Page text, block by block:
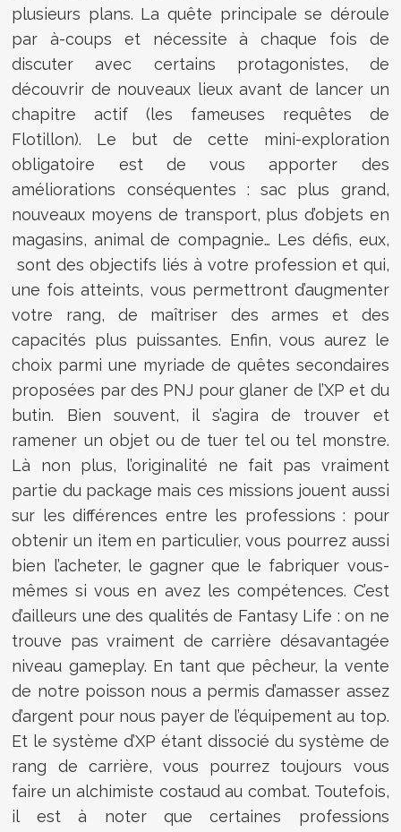
plusieurs plans. La quête principale se déroule
par à-coups et nécessite à chaque fois de
discuter avec certains protagonistes, de
découvrir de nouveaux lieux avant de lancer un
chapitre actif (les fameuses requêtes de
Flotillon). Le but de cette mini-exploration
obligatoire est de vous apporter des
améliorations conséquentes : sac plus grand,
nouveaux moyens de transport, plus d’objets en
magasins, animal de compagnie… Les défis, eux,
sont des objectifs liés à votre profession et qui,
une fois atteints, vous permettront d’augmenter
votre rang, de maîtriser des armes et des
capacités plus puissantes. Enfin, vous aurez le
choix parmi une myriade de quêtes secondaires
proposées par des PNJ pour glaner de l’XP et du
butin. Bien souvent, il s’agira de trouver et
ramener un objet ou de tuer tel ou tel monstre.
Là non plus, l’originalité ne fait pas vraiment
partie du package mais ces missions jouent aussi
sur les différences entre les professions : pour
obtenir un item en particulier, vous pourrez aussi
bien l’acheter, le gagner que le fabriquer vous-
mêmes si vous en avez les compétences. C’est
d’ailleurs une des qualités de Fantasy Life : on ne
trouve pas vraiment de carrière désavantagée
niveau gameplay. En tant que pêcheur, la vente
de notre poisson nous a permis d’amasser assez
d’argent pour nous payer de l’équipement au top.
Et le système d’XP étant dissocié du système de
rang de carrière, vous pourrez toujours vous
faire un alchimiste costaud au combat. Toutefois,
il est à noter que certaines professions